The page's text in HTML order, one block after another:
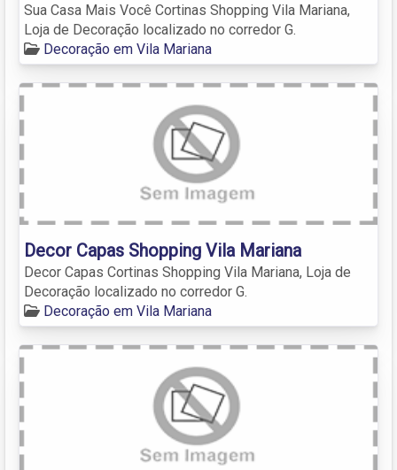
Sua Casa Mais Você Cortinas Shopping Vila Mariana,
Loja de Decoração localizado no corredor G.
Decoração em Vila Mariana
Decor Capas Shopping Vila Mariana
Decor Capas Cortinas Shopping Vila Mariana, Loja de
Decoração localizado no corredor G.
Decoração em Vila Mariana